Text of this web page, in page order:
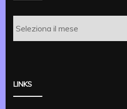
LINKS